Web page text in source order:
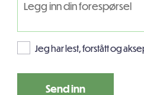
Jeg har lest, forstått og